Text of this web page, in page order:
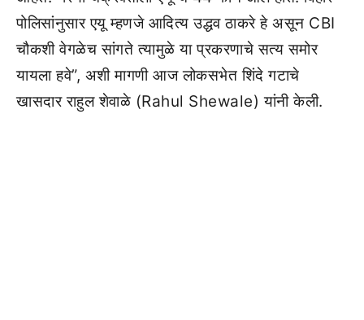
पोलिसांनुसार एयू म्हणजे आदित्य उद्धव ठाकरे हे असून CBI
चौकशी वेगळेच सांगते त्यामुळे या प्रकरणाचे सत्य समोर
यायला हवे”, अशी मागणी आज लोकसभेत शिंदे गटाचे
खासदार राहुल शेवाळे (Rahul Shewale) यांनी केली.